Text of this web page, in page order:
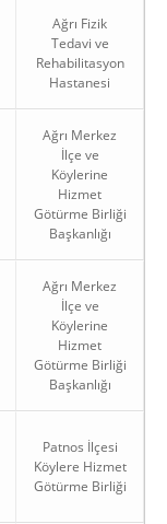
Ağrı Fizik
Tedavi ve
Rehabilitasyon
Hastanesi
Ağrı Merkez
İlçe ve
Köylerine
Hizmet
Götürme Birliği
Başkanlığı
Ağrı Merkez
İlçe ve
Köylerine
Hizmet
Götürme Birliği
Başkanlığı
Patnos İlçesi
Köylere Hizmet
Götürme Birliği